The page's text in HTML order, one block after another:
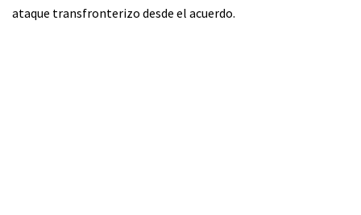
ataque transfronterizo desde el acuerdo.